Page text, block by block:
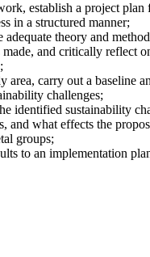
establish a project plan
in a structured manner;
adequate theory and
and critically reflect
area, carry out a baseline
challenges;
identified sustainability
and what effects the
groups;
to an implementation